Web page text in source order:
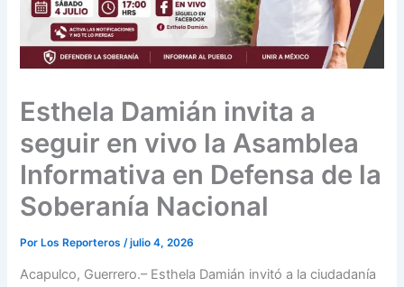
Esthela Damián invita a
seguir en vivo la Asamblea
Informativa en Defensa de la
Soberanía Nacional
PorLos Reporteros /julio 4, 2026
Acapulco, Guerrero.– Esthela Damián invitó a la ciudadanía